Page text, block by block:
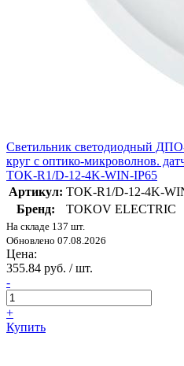
Светильник светодиодный
круг с оптико-микроволнов.
TOK-R1/D-12-4K-WIN-IP65
Артикул: TOK-R1/D-12-4K-
Бренд:
TOKOV ELECTRIC
На складе 137 шт.
Обновлено 07.08.2026
Цена:
355.84 руб. / шт.
-
+
Купить